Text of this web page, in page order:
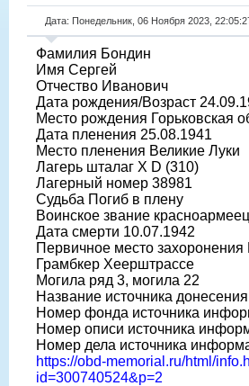
Дата: Понедельник, 06 Ноября 2023,
Фамилия Бондин
Имя Сергей
Отчество Иванович
Дата рождения/Возраст
Место рождения Горьковская
Дата пленения 25.08.1941
Место пленения Великие Луки
Лагерь шталаг X D (310)
Лагерный номер 38981
Судьба Погиб в плену
Воинское звание
Дата смерти 10.07.1942
Первичное место
Грамбкер Хеерштрассе
Могила ряд 3, могила 22
Название источника
Номер фонда источника
Номер описи источника
Номер дела источника
https://obd-memorial.ru/html/
id=300740524&p=2